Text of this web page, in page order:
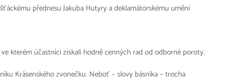
přednesu Jakuba Hutyry a deklamátorskému umění
kterém účastníci získali hodně cenných rad od odborné poroty.
Krásenského zvonečku. Neboť – slovy básníka – trocha